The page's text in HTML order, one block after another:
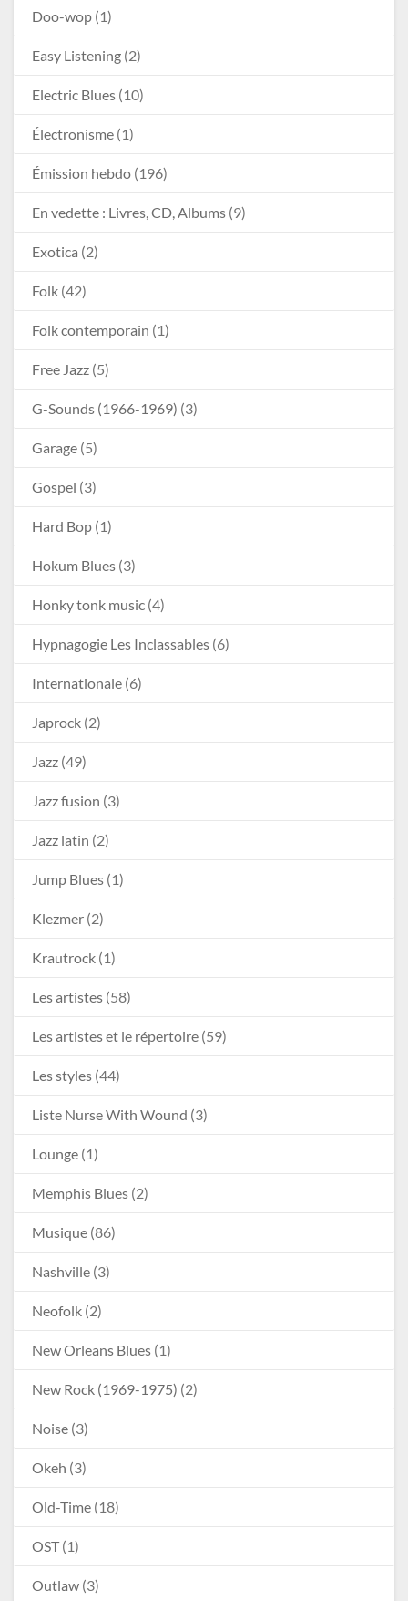
Doo-wop (1)
Easy Listening (2)
Electric Blues (10)
Électronisme (1)
Émission hebdo (196)
En vedette : Livres, CD, Albums (9)
Exotica (2)
Folk (42)
Folk contemporain (1)
Free Jazz (5)
G-Sounds (1966-1969) (3)
Garage (5)
Gospel (3)
Hard Bop (1)
Hokum Blues (3)
Honky tonk music (4)
Hypnagogie Les Inclassables (6)
Internationale (6)
Japrock (2)
Jazz (49)
Jazz fusion (3)
Jazz latin (2)
Jump Blues (1)
Klezmer (2)
Krautrock (1)
Les artistes (58)
Les artistes et le répertoire (59)
Les styles (44)
Liste Nurse With Wound (3)
Lounge (1)
Memphis Blues (2)
Musique (86)
Nashville (3)
Neofolk (2)
New Orleans Blues (1)
New Rock (1969-1975) (2)
Noise (3)
Okeh (3)
Old-Time (18)
OST(1)
Outlaw (3)